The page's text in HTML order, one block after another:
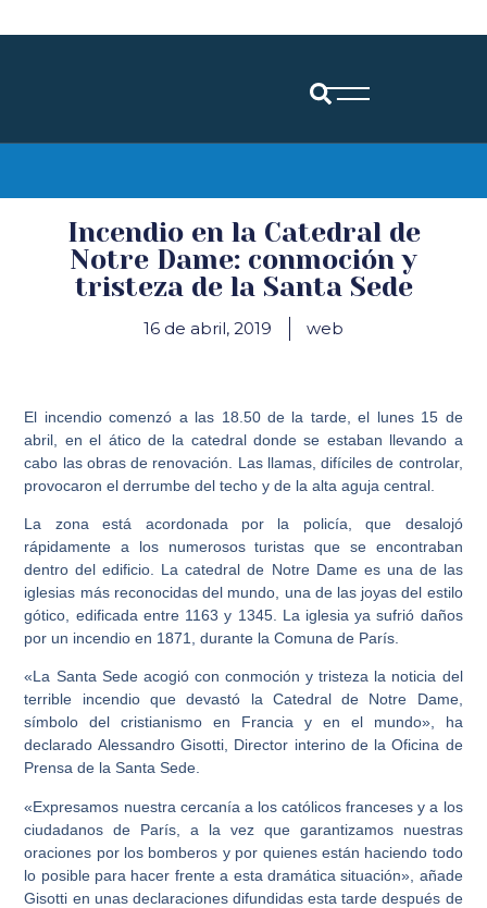
Incendio en la Catedral de
Notre Dame: conmoción y
tristeza de la Santa Sede
16 de abril, 2019 web
El incendio comenzó a las 18.50 de la tarde, el lunes 15 de
abril, en el ático de la catedral donde se estaban llevando a
cabo las obras de renovación. Las llamas, difíciles de controlar,
provocaron el derrumbe del techo y de la alta aguja central.
La zona está acordonada por la policía, que desalojó
rápidamente a los numerosos turistas que se encontraban
dentro del edificio. La catedral de Notre Dame es una de las
iglesias más reconocidas del mundo, una de las joyas del estilo
gótico, edificada entre 1163 y 1345. La iglesia ya sufrió daños
por un incendio en 1871, durante la Comuna de París.
«La Santa Sede acogió con conmoción y tristeza la noticia del
terrible incendio que devastó la Catedral de Notre Dame,
símbolo del cristianismo en Francia y en el mundo», ha
declarado Alessandro Gisotti, Director interino de la Oficina de
Prensa de la Santa Sede.
«Expresamos nuestra cercanía a los católicos franceses y a los
ciudadanos de París, a la vez que garantizamos nuestras
oraciones por los bomberos y por quienes están haciendo todo
lo posible para hacer frente a esta dramática situación», añade
Gisotti en unas declaraciones difundidas esta tarde después de